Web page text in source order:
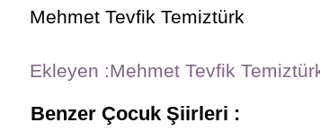
Mehmet Tevfik Temiztürk
Ekleyen :Mehmet Tevfik
Benzer Çocuk Şiirleri :